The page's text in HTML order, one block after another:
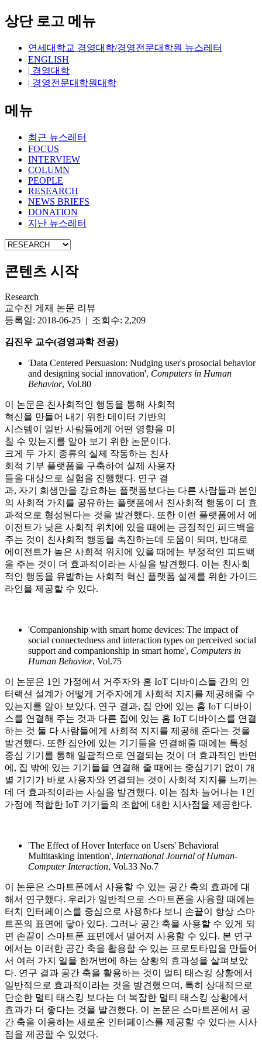
상단 로고 메뉴
연세대학교 경영대학/경영전문대학원 뉴스레터
ENGLISH
| 경영대학
| 경영전문대학원대학
메뉴
최근 뉴스레터
FOCUS
INTERVIEW
COLUMN
PEOPLE
RESEARCH
NEWS BRIEFS
DONATION
지난 뉴스레터
콘텐츠 시작
Research
교수진 게재 논문 리뷰
등록일: 2018-06-25 | 조회수: 2,209
김진우 교수(경영과학 전공)
'Data Centered Persuasion: Nudging user's prosocial behavior
and designing social innovation', Computers in Human
Behavior, Vol.80
이 논문은 친사회적인 행동을 통해 사회적
혁신을 만들어 내기 위한 데이터 기반의
시스템이 일반 사람들에게 어떤 영향을 미
칠 수 있는지를 알아 보기 위한 논문이다.
크게 두 가지 종류의 실제 작동하는 친사
회적 기부 플랫폼을 구축하여 실제 사용자
들을 대상으로 실험을 진행했다. 연구 결
과, 자기 희생만을 강요하는 플랫폼보다는 다른 사람들과 본인
의 사회적 가치를 공유하는 플랫폼에서 친사회적 행동이 더 효
과적으로 형성된다는 것을 발견했다. 또한 이런 플랫폼에서 에
이전트가 낮은 사회적 위치에 있을 때에는 긍정적인 피드백을
주는 것이 친사회적 행동을 촉진하는데 도움이 되며, 반대로
에이전트가 높은 사회적 위치에 있을 때에는 부정적인 피드백
을 주는 것이 더 효과적이라는 사실을 발견했다. 이는 친사회
적인 행동을 유발하는 사회적 혁신 플랫폼 설계를 위한 가이드
라인을 제공할 수 있다.
'Companionship with smart home devices: The impact of
social connectedness and interaction types on perceived social
support and companionship in smart home', Computers in
Human Behavior, Vol.75
이 논문은 1인 가정에서 거주자와 홈 IoT 디바이스들 간의 인
터랙션 설계가 어떻게 거주자에게 사회적 지지를 제공해줄 수
있는지를 알아 보았다. 연구 결과, 집 안에 있는 홈 IoT 디바이
스를 연결해 주는 것과 다른 집에 있는 홈 IoT 디바이스를 연결
하는 것 둘 다 사람들에게 사회적 지지를 제공해 준다는 것을
발견했다. 또한 집안에 있는 기기들을 연결해줄 때에는 특정
중심 기기를 통해 일괄적으로 연결되는 것이 더 효과적인 반면
에, 집 밖에 있는 기기들을 연결해 줄 때에는 중심기기 없이 개
별 기기가 바로 사용자와 연결되는 것이 사회적 지지를 느끼는
데 더 효과적이라는 사실을 발견했다. 이는 점차 늘어나는 1인
가정에 적합한 IoT 기기들의 조합에 대한 시사점을 제공한다.
'The Effect of Hover Interface on Users' Behavioral
Multitasking Intention', International Journal of Human-
Computer Interaction, Vol.33 No.7
이 논문은 스마트폰에서 사용할 수 있는 공간 축의 효과에 대
해서 연구했다. 우리가 일반적으로 스마트폰을 사용할 때에는
터치 인터페이스를 중심으로 사용하다 보니 손끝이 항상 스마
트폰의 표면에 닿아 있다. 그러나 공간 축을 사용할 수 있게 되
면 손끝이 스마트폰 표면에서 떨어져 사용할 수 있다. 본 연구
에서는 이러한 공간 축을 활용할 수 있는 프로토타입을 만들어
서 여러 가지 일을 한꺼번에 하는 상황의 효과성을 살펴보았
다. 연구 결과 공간 축을 활용하는 것이 멀티 태스킹 상황에서
일반적으로 효과적이라는 것을 발견했으며, 특히 상대적으로
단순한 멀티 태스킹 보다는 더 복잡한 멀티 태스킹 상황에서
효과가 더 좋다는 것을 발견했다. 이 논문은 스마트폰에서 공
간 축을 이용하는 새로운 인터페이스를 제공할 수 있다는 시사
점을 제공할 수 있었다.